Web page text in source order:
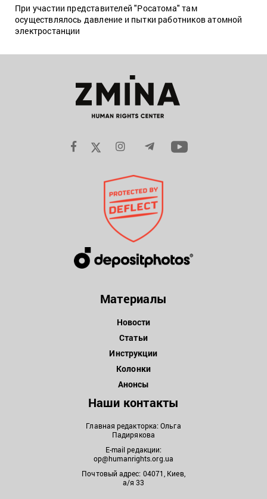
При участии представителей "Росатома" там
осуществлялось давление и пытки работников атомной
электростанции
Материалы
Новости
Статьи
Инструкции
Колонки
Анонсы
Наши контакты
Главная редакторка: Ольга
Падирякова
E-mail редакции:
op@humanrights.org.ua
Почтовый адрес: 04071, Киев,
а/я 33